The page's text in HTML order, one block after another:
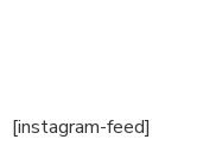
[instagram-feed]